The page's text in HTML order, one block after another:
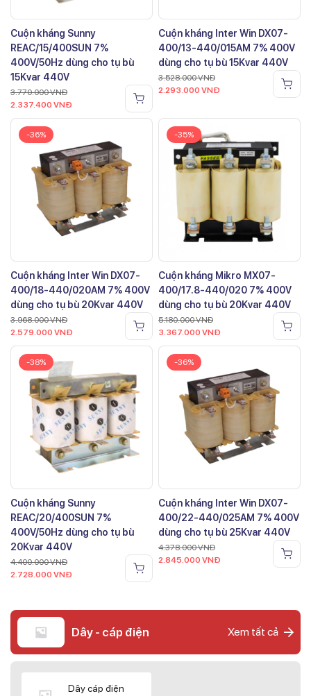
Cuộn kháng Sunny
REAC/15/400SUN 7%
400V/50Hz dùng cho tụ bù
15Kvar 440V
3.770.000VNĐ
2.337.400 VNĐ
Cuộn kháng Inter Win DX07-
400/13-440/015AM 7% 400V
dùng cho tụ bù 15Kvar 440V
3.528.000VNĐ
2.293.000 VNĐ
-36%
Cuộn kháng Inter Win DX07-
400/18-440/020AM 7% 400V
dùng cho tụ bù 20Kvar 440V
3.968.000VNĐ
2.579.000 VNĐ
-35%
Cuộn kháng Mikro MX07-
400/17.8-440/020 7% 400V
dùng cho tụ bù 20Kvar 440V
5.180.000VNĐ
3.367.000 VNĐ
-38%
Cuộn kháng Sunny
REAC/20/400SUN 7%
400V/50Hz dùng cho tụ bù
20Kvar 440V
4.400.000VNĐ
2.728.000 VNĐ
-36%
Cuộn kháng Inter Win DX07-
400/22-440/025AM 7% 400V
dùng cho tụ bù 25Kvar 440V
4.378.000VNĐ
2.845.000 VNĐ
Dây - cáp điện Xem tất cả
Dây cáp điện